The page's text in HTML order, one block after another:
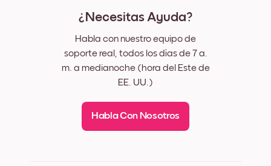
¿Necesitas Ayuda?
Habla con nuestro equipo de
soporte real, todos los días de 7 a.
m. a medianoche (hora del Este de
EE. UU.)
Habla Con Nosotros